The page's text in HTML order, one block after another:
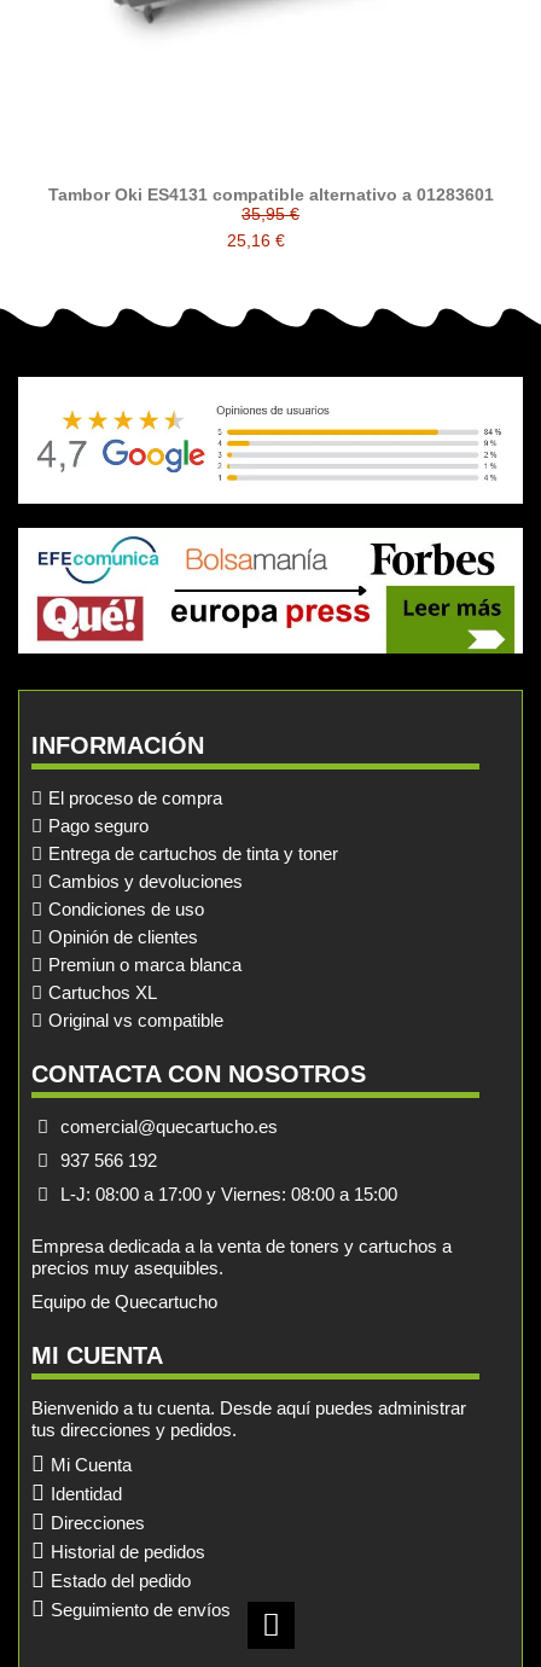
Tambor Oki ES4131 compatible alternativo a 01283601
35,95 €
25,16 €
INFORMACIÓN
El proceso de compra
Pago seguro
Entrega de cartuchos de tinta y toner
Cambios y devoluciones
Condiciones de uso
Opinión de clientes
Premiun o marca blanca
Cartuchos XL
Original vs compatible
CONTACTA CON NOSOTROS
comercial@quecartucho.es
937 566 192
L-J: 08:00 a 17:00 y Viernes: 08:00 a 15:00
Empresa dedicada a la venta de toners y cartuchos a
precios muy asequibles.
Equipo de Quecartucho
MI CUENTA
Bienvenido a tu cuenta. Desde aquí puedes administrar
tus direcciones y pedidos.
Mi Cuenta
Identidad
Direcciones
Historial de pedidos
Estado del pedido
Seguimiento de envíos